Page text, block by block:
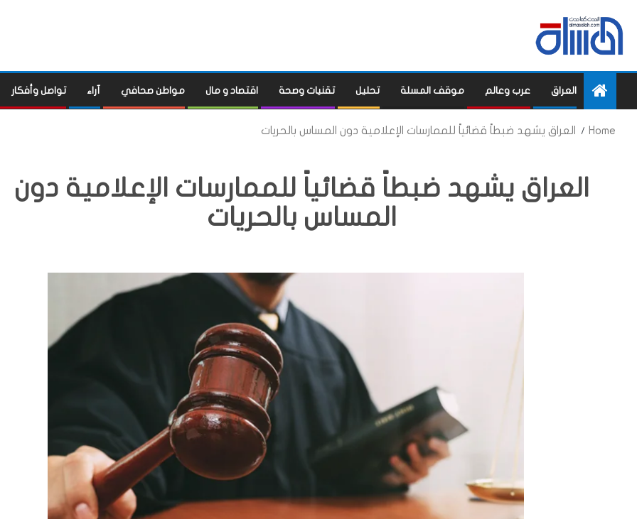
العراق عرب وعالم موقف المسلة تحليل تقنيات وصحة اقتصاد و مال مواطن صحافي آراء تواصل وأفكار
Home العراق يشهد ضبطاً قضائياً للممارسات الإعلامية دون المساس بالحريات
العراق يشهد ضبطاً قضائياً للممارسات الإعلامية دون
المساس بالحريات